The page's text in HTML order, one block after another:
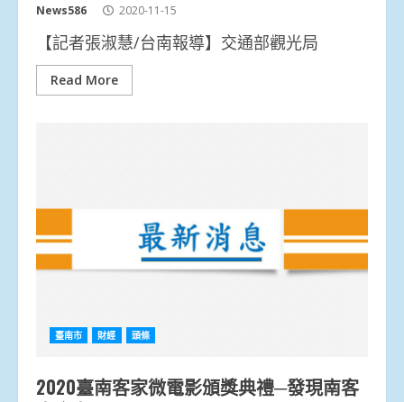
News586 2020-11-15
【記者張淑慧/台南報導】交通部觀光局
Read More
臺南市 財經 頭條
2020臺南客家微電影頒獎典禮─發現南客